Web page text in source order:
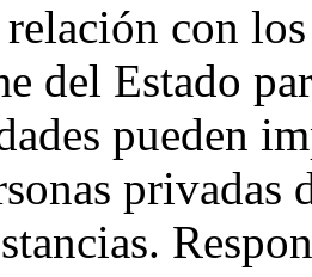
con
del Estado
pueden
privadas